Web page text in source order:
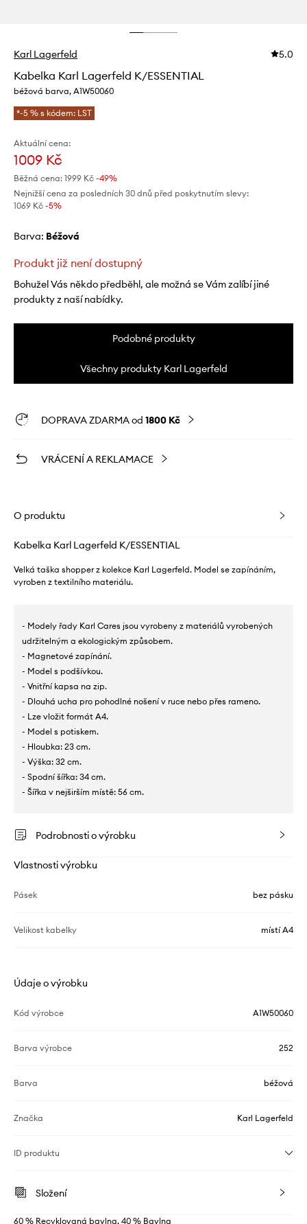
Karl Lagerfeld 5.0
Kabelka Karl Lagerfeld K/ESSENTIAL
béžová barva, A1W50060
*-5 % s kódem: LST
Aktuální cena:
1009 Kč
Běžná cena: 1999 Kč -49%
Nejnižší cena za posledních 30 dnů před poskytnutím slevy:
1069 Kč -5%
Barva: béžová
Produkt již není dostupný
Bohužel Vás někdo předběhl, ale možná se Vám zalíbí jiné
produkty z naší nabídky.
Podobné produkty
Všechny produkty Karl Lagerfeld
DOPRAVA ZDARMA od 1800 Kč
VRÁCENÍ A REKLAMACE
O produktu
Kabelka Karl Lagerfeld K/ESSENTIAL
Velká taška shopper z kolekce Karl Lagerfeld. Model se zapínáním,
vyroben z textilního materiálu.
- Modely řady Karl Cares jsou vyrobeny z materiálů vyrobených
udržitelným a ekologickým způsobem.
- Magnetové zapínání.
- Model s podšívkou.
- Vnitřní kapsa na zip.
- Dlouhá ucha pro pohodlné nošení v ruce nebo přes rameno.
- Lze vložit formát A4.
- Model s potiskem.
- Hloubka: 23 cm.
- Výška: 32 cm.
- Spodní šířka: 34 cm.
- Šířka v nejširším místě: 56 cm.
Podrobnosti o výrobku
Vlastnosti výrobku
Pásek bez pásku
Velikost kabelky místí A4
Údaje o výrobku
Kód výrobce A1W50060
Barva výrobce 252
Barva béžová
Značka Karl Lagerfeld
ID produktu
Složení
60 % Recyklovaná bavlna, 40 % Bavlna